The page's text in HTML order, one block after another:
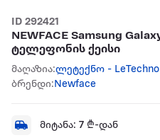
ID 292421
NEWFACE Samsung
ტელეფონის ქეისი
მაღაზია:ლეტექნო - LeTechno
ბრენდი:Newface
მიტანა: 7 ₾-დან